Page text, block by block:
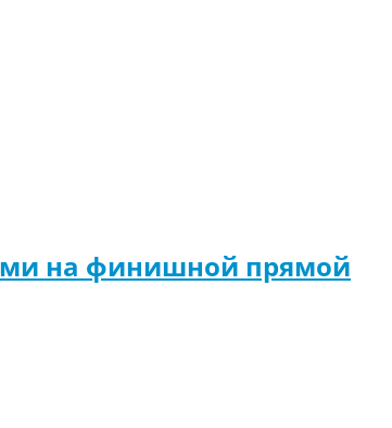
на финишной прямой